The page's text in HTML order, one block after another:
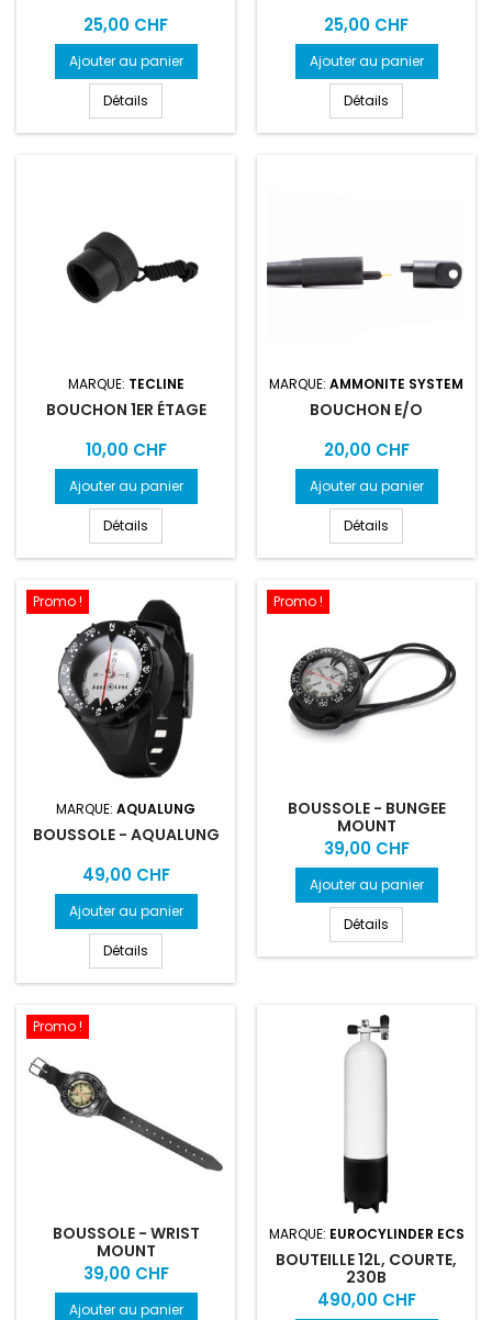
Prix
25,00 CHF
Ajouter au panier
Détails
Prix
25,00 CHF
Ajouter au panier
Détails
MARQUE: TECLINE
BOUCHON 1ER ÉTAGE
Prix
10,00 CHF
Ajouter au panier
Détails
MARQUE: AMMONITE SYSTEM
BOUCHON E/O
Prix
20,00 CHF
Ajouter au panier
Détails
Promo !
MARQUE: AQUALUNG
BOUSSOLE - AQUALUNG
Prix
49,00 CHF
Ajouter au panier
Détails
Promo !
BOUSSOLE - BUNGEE
MOUNT
Prix
39,00 CHF
Ajouter au panier
Détails
Promo !
BOUSSOLE - WRIST
MOUNT
Prix
39,00 CHF
Ajouter au panier
MARQUE: EUROCYLINDER ECS
BOUTEILLE 12L, COURTE,
230B
Prix
490,00 CHF